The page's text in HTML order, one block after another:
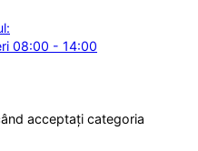
08:00 - 14:00
acceptați categoria